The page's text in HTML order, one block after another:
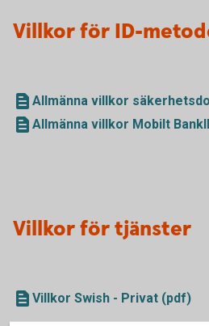
Villkor för ID-
Allmänna villkor
Allmänna villkor Mobilt
Villkor för tjänster
Villkor Swish - Privat (pdf)